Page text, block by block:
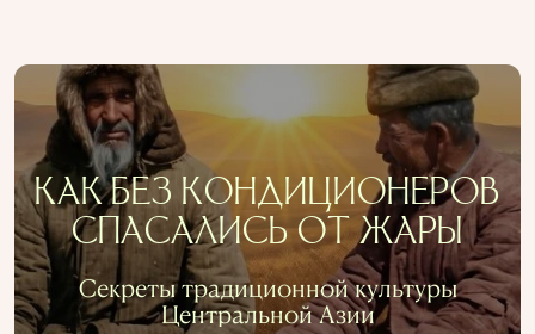
КАК БЕЗ КОНДИЦИОНЕРОВ
СПАСАЛИСЬ ОТ ЖАРЫ
Секреты традиционной культуры
Центральной Азии